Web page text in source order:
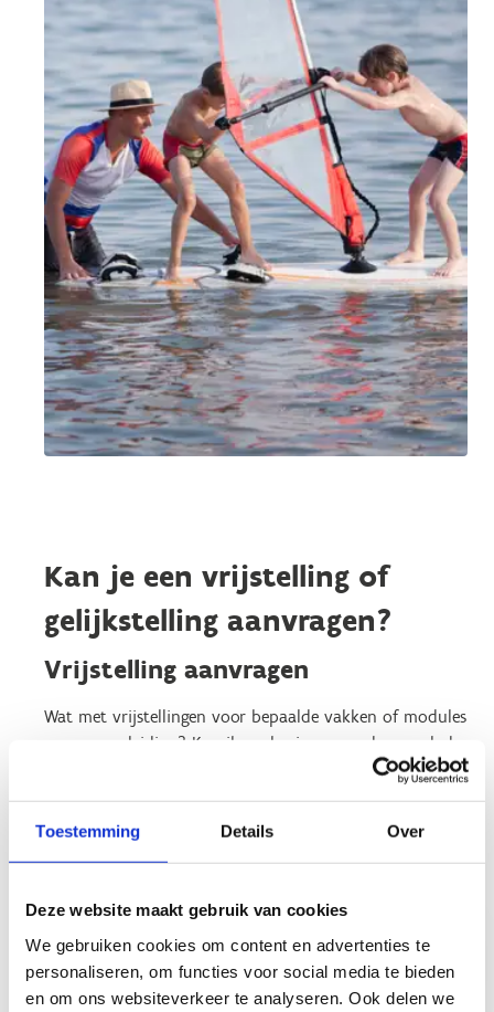
Toestemming Details Over
Deze website maakt gebruik van cookies
We gebruiken cookies om content en advertenties te
personaliseren, om functies voor social media te bieden
en om ons websiteverkeer te analyseren. Ook delen we
Kan je een vrijstelling of
gelijkstelling aanvragen?
Vrijstelling aanvragen
Wat met vrijstellingen voor bepaalde vakken of modules
van een opleiding? Kan ik op basis van eerder gevolgde
opleidingen een vrijstelling aanvragen voor bepaalde
vakken of modules uit de VTS-opleidingen? In bepaalde
gevallen wel.
Raadpleeg de
Ontdek hoe je
kan aanvragen